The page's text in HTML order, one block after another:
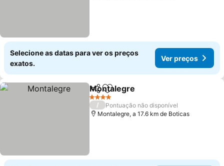
Selecione as datas para ver os preços
exatos.
Ver preços
PartilharAdicionar aos favoritos
Montalegre
4 Estrelas
/
Pontuação não disponível
Montalegre, a 17.6 km de Boticas